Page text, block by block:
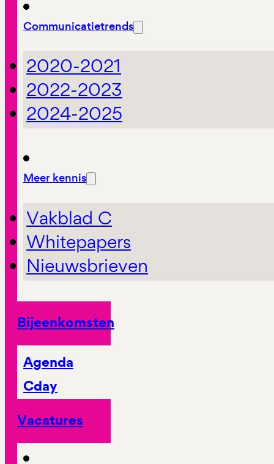
Communicatietrends
2020-2021
2022-2023
2024-2025
Meer kennis
Vakblad C
Whitepapers
Nieuwsbrieven
Bijeenkomsten
Agenda
Cday
Vacatures